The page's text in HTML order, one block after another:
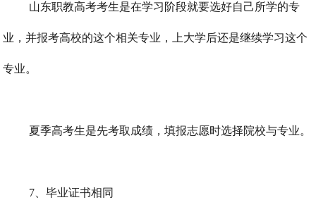
山东职教高考考生是在学习阶段就要选好自己所学的专
业，并报考高校的这个相关专业，上大学后还是继续学习这个
专业。
夏季高考生是先考取成绩，填报志愿时选择院校与专业。
7、毕业证书相同